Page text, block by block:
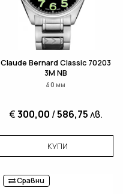
Claude Bernard Classic 70203
3M NB
40 мм
€300,00 /586,75лв.
КУПИ
Сравни